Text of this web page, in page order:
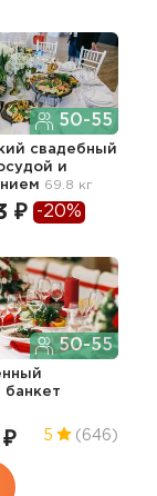
50-55
свадебный
и
69.8 кг
₽ -20%
50-55
банкет
₽ 5 (646)